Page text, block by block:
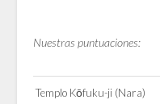
Nuestras puntuaciones:
Templo Kōfuku-ji (Nara)